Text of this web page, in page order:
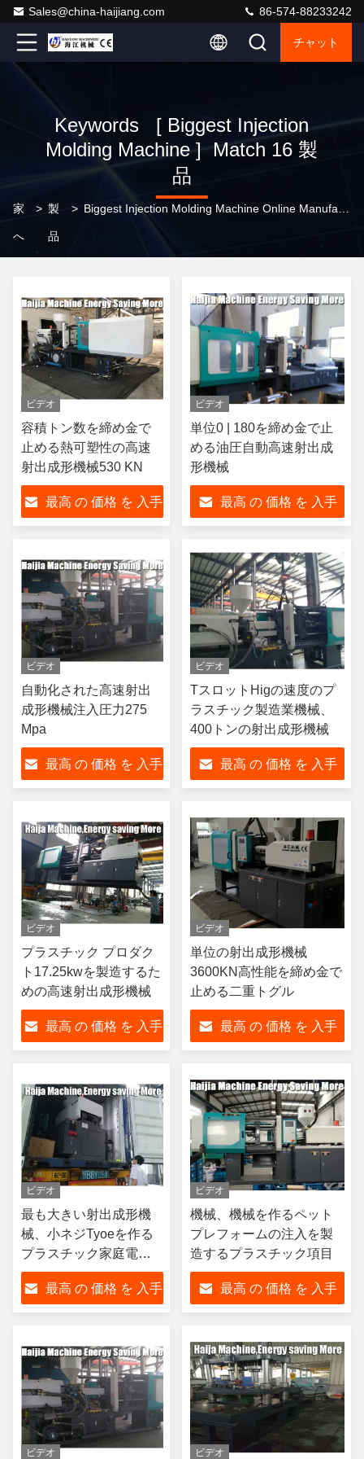
Sales@china-haijiang.com 86-574-88233242
チャット
Keywords [ Biggest Injection
Molding Machine ] Match 16 製
品
家
へ
> 製
品
>
ビデオ
容積トン数を締め金で
止める熱可塑性の高速
射出成形機械530 KN
最高 の 価格 を 入手
ビデオ
単位0 | 180を締め金で止
める油圧自動高速射出成
形機械
最高 の 価格 を 入手
ビデオ
自動化された高速射出
成形機械注入圧力275
Mpa
最高 の 価格 を 入手
ビデオ
TスロットHigの速度のプ
ラスチック製造業機械、
400トンの射出成形機械
最高 の 価格 を 入手
ビデオ
プラスチック プロダク
ト17.25kwを製造するた
めの高速射出成形機械
最高 の 価格 を 入手
ビデオ
単位の射出成形機械
3600KN高性能を締め金で
止める二重トグル
最高 の 価格 を 入手
ビデオ
最も大きい射出成形機
械、小ネジTyoeを作る
プラスチック家庭電化
製品
最高 の 価格 を 入手
ビデオ
機械、機械を作るペット
プレフォームの注入を製
造するプラスチック項目
最高 の 価格 を 入手
ビデオ ビデオ